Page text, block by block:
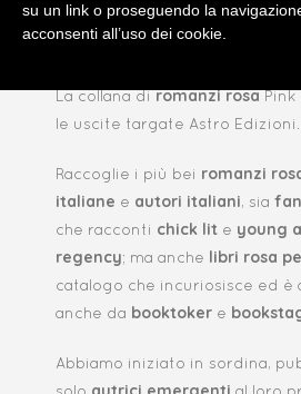
Pink
La collana diromanzi rosaPink
le uscite targate Astro Edizioni.
Raccoglie i più bei romanzi ros
italiane e autori italiani, sia
che racconti chick lit e young
regency; ma anche libri rosa
catalogo che incuriosisce ed è
anche da booktoker e
Abbiamo iniziato in sordina,
su un link o proseguendo la
acconsenti all’uso dei cookie.